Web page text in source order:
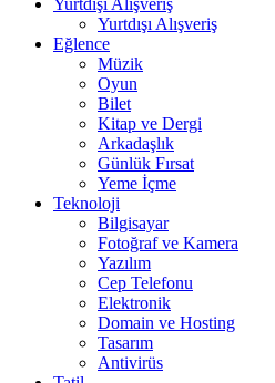
Yurtdışı Alışveriş
Yurtdışı Alışveriş
Eğlence
Müzik
Oyun
Bilet
Kitap ve Dergi
Arkadaşlık
Günlük Fırsat
Yeme İçme
Teknoloji
Bilgisayar
Fotoğraf ve Kamera
Yazılım
Cep Telefonu
Elektronik
Domain ve Hosting
Tasarım
Antivirüs